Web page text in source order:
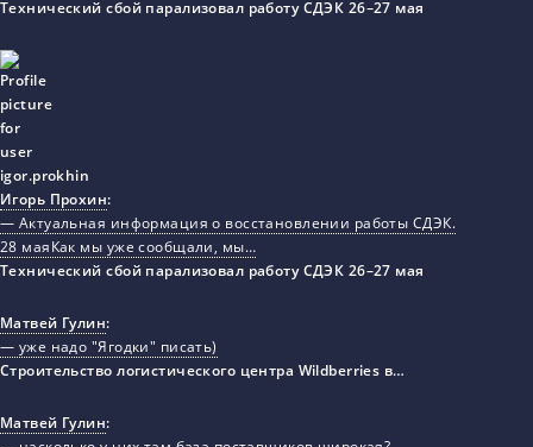
Технический сбой парализовал работу СДЭК 26–27 мая
Игорь Прохин:
— Актуальная информация о восстановлении работы СДЭК.
28 маяКак мы уже сообщали, мы…
Технический сбой парализовал работу СДЭК 26–27 мая
Матвей Гулин:
— уже надо "Ягодки" писать)
Строительство логистического центра Wildberries в…
Матвей Гулин: